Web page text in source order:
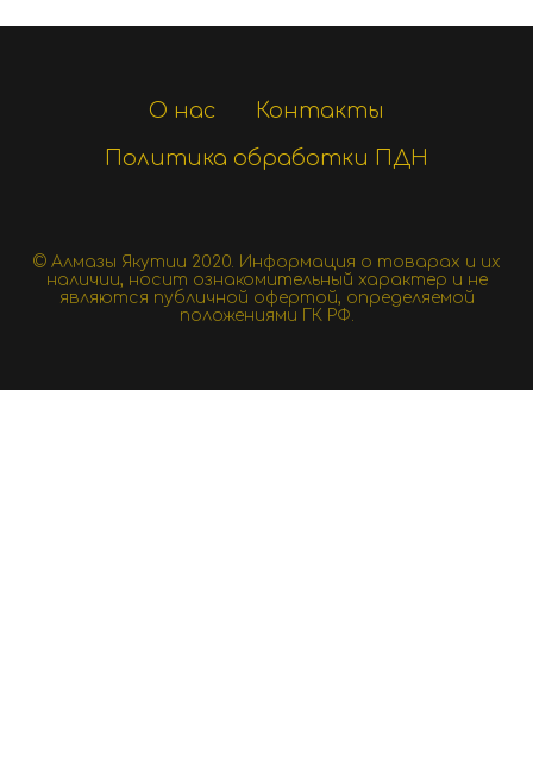
О нас
Контакты
Политика обработки ПДН
© Алмазы Якутии 2020. Информация о товарах и их
наличии, носит ознакомительный характер и не
являются публичной офертой, определяемой
положениями ГК РФ.